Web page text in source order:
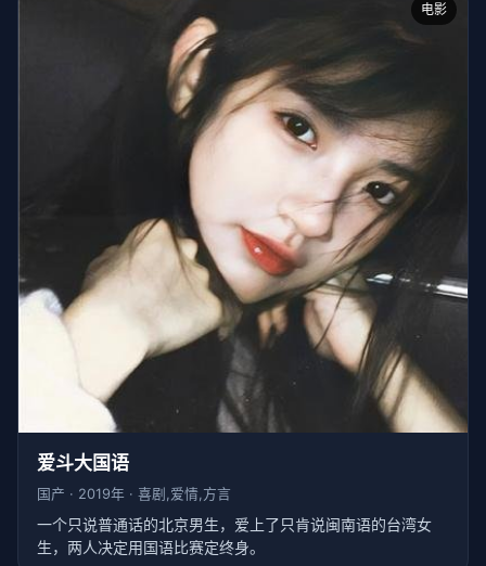
电影
爱斗大国语
国产 · 2019年 · 喜剧,爱情,方言
一个只说普通话的北京男生，爱上了只肯说闽南语的台湾女
生，两人决定用国语比赛定终身。